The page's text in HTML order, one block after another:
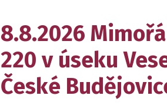
8.8.2026
220 v úseku
České